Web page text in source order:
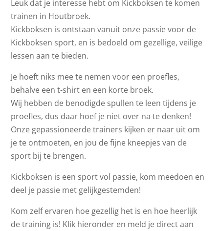
Leuk dat je interesse hebt om Kickboksen te komen
trainen in Houtbroek.
Kickboksen is ontstaan vanuit onze passie voor de
Kickboksen sport, en is bedoeld om gezellige, veilige
lessen aan te bieden.
Je hoeft niks mee te nemen voor een proefles,
behalve een t-shirt en een korte broek.
Wij hebben de benodigde spullen te leen tijdens je
proefles, dus daar hoef je niet over na te denken!
Onze gepassioneerde trainers kijken er naar uit om
je te ontmoeten, en jou de fijne kneepjes van de
sport bij te brengen.
Kickboksen is een sport vol passie, kom meedoen en
deel je passie met gelijkgestemden!
Kom zelf ervaren hoe gezellig het is en hoe heerlijk
de training is! Klik hieronder en meld je direct aan